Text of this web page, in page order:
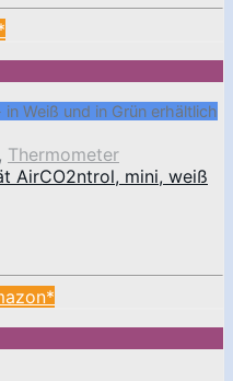
Weiß und in Grün erhältlich
Thermometer
AirCO2ntrol, mini, weiß